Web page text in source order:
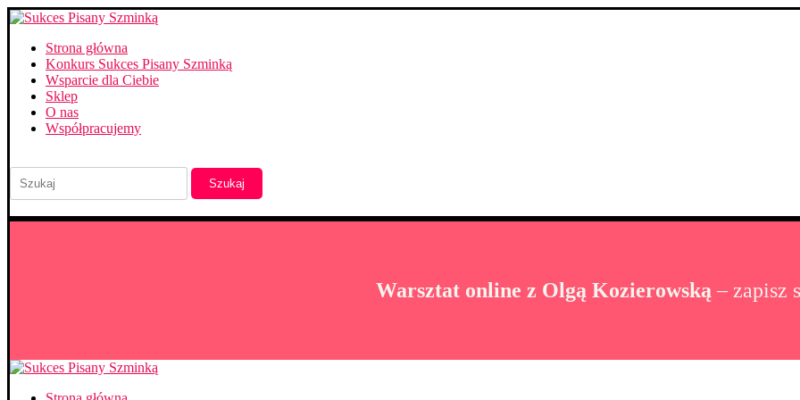
Strona główna
Konkurs Sukces Pisany Szminką
Wsparcie dla Ciebie
Sklep
O nas
Współpracujemy
Szukaj
Warsztat online z Olgą Kozierowską – zapisz